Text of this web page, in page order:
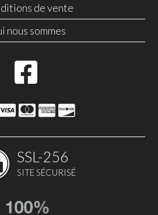
de vente
nous sommes
SSL-256
SITE SÉCURISÉ